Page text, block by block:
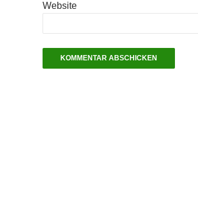
Website